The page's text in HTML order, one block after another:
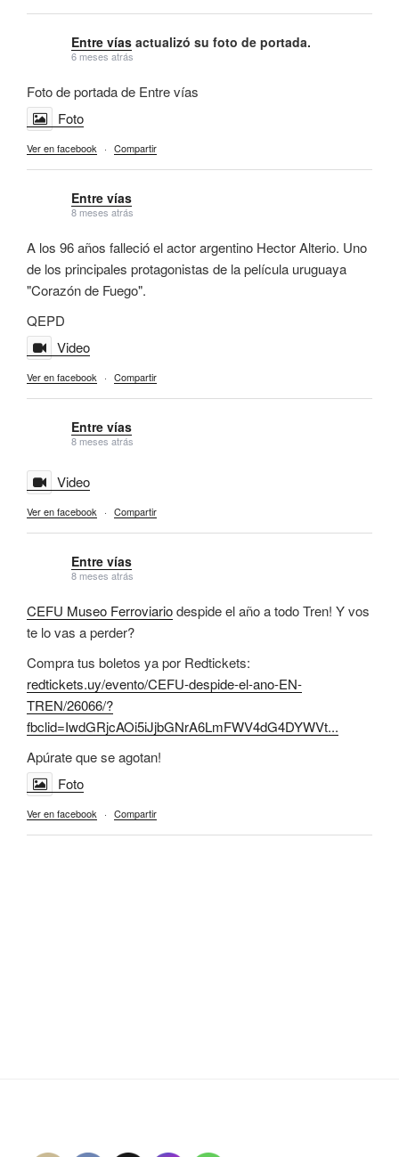
Entre vías actualizó su foto de portada.
6 meses atrás
Foto de portada de Entre vías
Foto
Ver en facebook · Compartir
Entre vías
8 meses atrás
A los 96 años falleció el actor argentino Hector Alterio. Uno
de los principales protagonistas de la película uruguaya
"Corazón de Fuego".
QEPD
Video
Ver en facebook · Compartir
Entre vías
8 meses atrás
Video
Ver en facebook · Compartir
Entre vías
8 meses atrás
CEFU Museo Ferroviariodespide el año a todo Tren! Y vos
te lo vas a perder?
Compra tus boletos ya por Redtickets:
redtickets.uy/evento/CEFU-despide-el-ano-EN-
TREN/26066/?
fbclid=IwdGRjcAOi5iJjbGNrA6LmFWV4dG4DYWVt...
Apúrate que se agotan!
Foto
Ver en facebook · Compartir